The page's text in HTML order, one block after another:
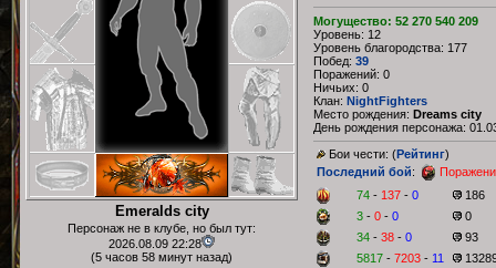
Emeralds city
Персонаж не в клубе, но был тут:
2026.08.09 22:28
(5 часов 58 минут назад)
Могущество: 52 270 540 209
Уровень: 12
Уровень благородства: 177
Побед: 39
Поражений: 0
Ничьих: 0
Клан: NightFighters
Место рождения: Dreams city
День рождения персонажа:
Бои чести: (Рейтинг)
Последний бой:
74 - 137 - 0
186
3 - 0 - 0
0
34 - 38 - 0
93
5817 - 7203 - 11